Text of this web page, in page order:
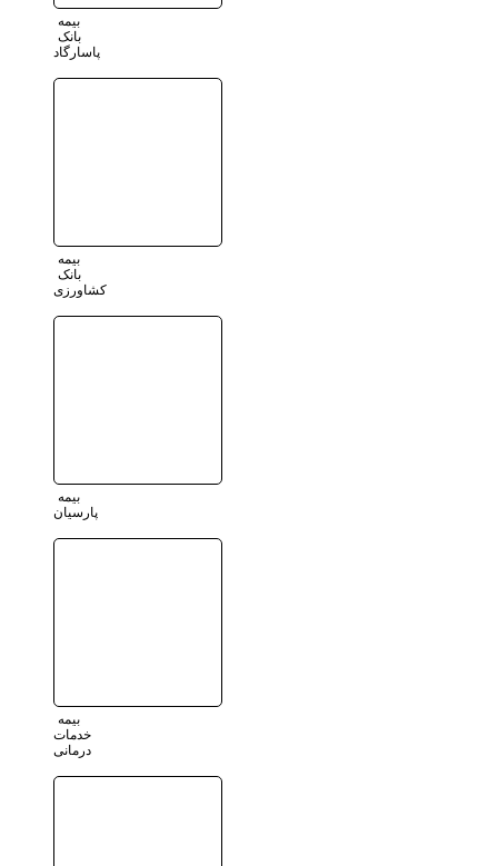
بیمه
بانک
پاسارگاد
بیمه
بانک
کشاورزی
بیمه
پارسیان
بیمه
خدمات
درمانی